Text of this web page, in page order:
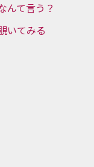
んて言う？
いてみる